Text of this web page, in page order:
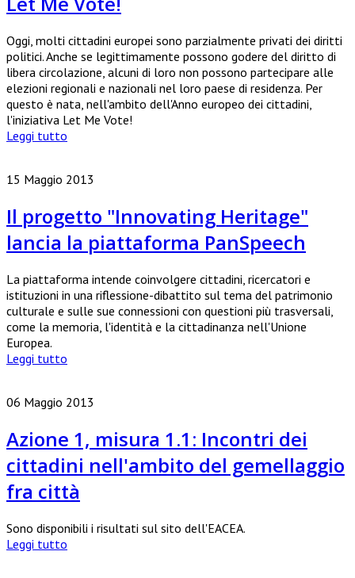
Oggi, molti cittadini europei sono parzialmente privati dei diritti
politici. Anche se legittimamente possono godere del diritto di
libera circolazione, alcuni di loro non possono partecipare alle
elezioni regionali e nazionali nel loro paese di residenza. Per
questo è nata, nell'ambito dell'Anno europeo dei cittadini,
l'iniziativa Let Me Vote!
Leggi tutto
15 Maggio 2013
Il progetto "Innovating Heritage"
lancia la piattaforma PanSpeech
La piattaforma intende coinvolgere cittadini, ricercatori e
istituzioni in una riflessione-dibattito sul tema del patrimonio
culturale e sulle sue connessioni con questioni più trasversali,
come la memoria, l'identità e la cittadinanza nell'Unione
Europea.
Leggi tutto
06 Maggio 2013
Azione 1, misura 1.1: Incontri dei
cittadini nell'ambito del gemellaggio
fra città
Sono disponibili i risultati sul sito dell'EACEA.
Leggi tutto